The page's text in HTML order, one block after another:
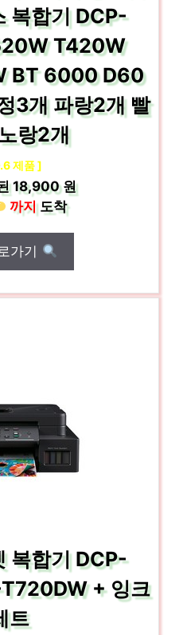
복합기 DCP-
T420W
BT 6000 D60
3개 파랑2개 빨
랑2개
제품 ]
18,900 원
까지도착
가기
복합기 DCP-
+ 잉크
트